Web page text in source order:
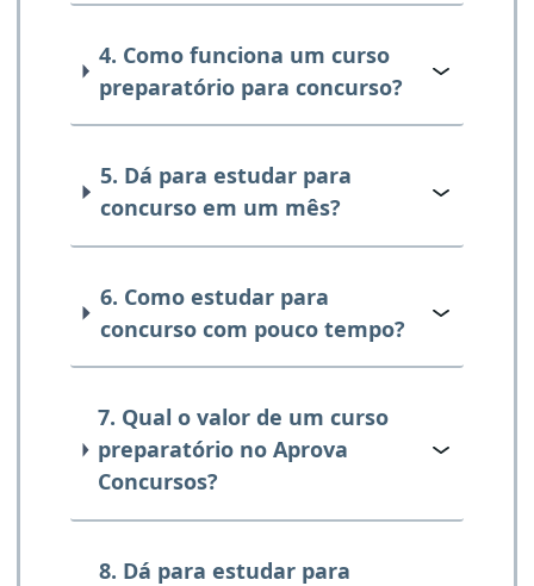
4. Como funciona um curso
preparatório para concurso?
5. Dá para estudar para
concurso em um mês?
6. Como estudar para
concurso com pouco tempo?
7. Qual o valor de um curso
preparatório no Aprova
Concursos?
8. Dá para estudar para